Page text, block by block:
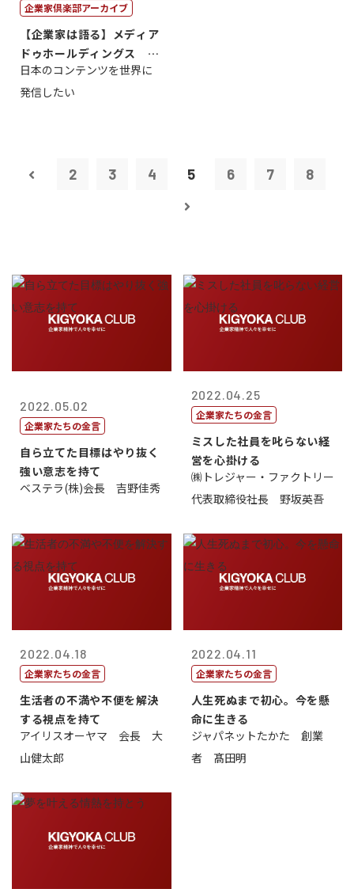
企業家倶楽部アーカイブ
【企業家は語る】メディア
ドゥホールディングス 代
表取締役社長...
日本のコンテンツを世界に
発信したい
2 3 4 5 6 7 8
2022.05.02
企業家たちの金言
自ら立てた目標はやり抜く
強い意志を持て
ベステラ(株)会長 吉野佳秀
2022.04.25
企業家たちの金言
ミスした社員を叱らない経
営を心掛ける
㈱トレジャー・ファクトリー
代表取締役社長 野坂英吾
2022.04.18
企業家たちの金言
生活者の不満や不便を解決
する視点を持て
アイリスオーヤマ 会長 大
山健太郎
2022.04.11
企業家たちの金言
人生死ぬまで初心。今を懸
命に生きる
ジャパネットたかた 創業
者 髙田明